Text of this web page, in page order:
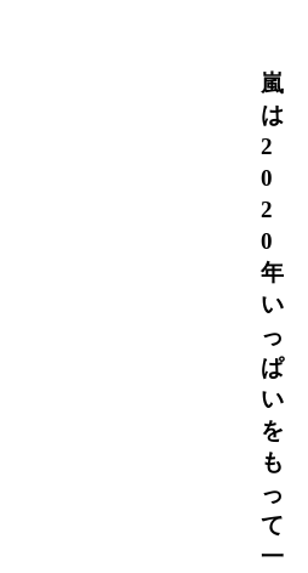
嵐
は
2
0
2
0
年
い
っ
ぱ
い
を
も
っ
て
一